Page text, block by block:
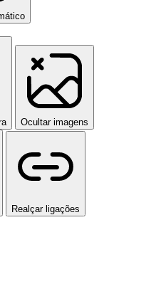
Ocultar imagens
Realçar ligações